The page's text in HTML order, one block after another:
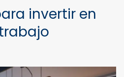
invertir en